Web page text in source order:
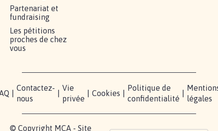
Partenariat et
fundraising
Les pétitions
proches de chez
vous
Contactez-
nous
Vie
privée
Cookies
Politique de
confidentialité
légales
© Copyright MCA - Site